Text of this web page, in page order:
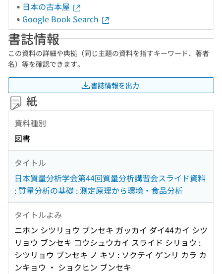
日本の古本屋
Google Book Search
書誌情報
この資料の詳細や典拠（同じ主題の資料を指すキーワード、著者
名）等を確認できます。
書誌情報を出力
紙
資料種別
図書
タイトル
日本質量分析学会第44回質量分析講習会スライド資料
: 質量分析の基礎 : 測定原理から環境・食品分析
タイトルよみ
ニホン シツリョウ ブンセキ ガッカイ ダイ44カイ シツ
リョウ ブンセキ コウシュウカイ スライド シリョウ :
シツリョウ ブンセキ ノ キソ : ソクテイ ゲンリ カラ カ
ンキョウ ・ ショクヒン ブンセキ